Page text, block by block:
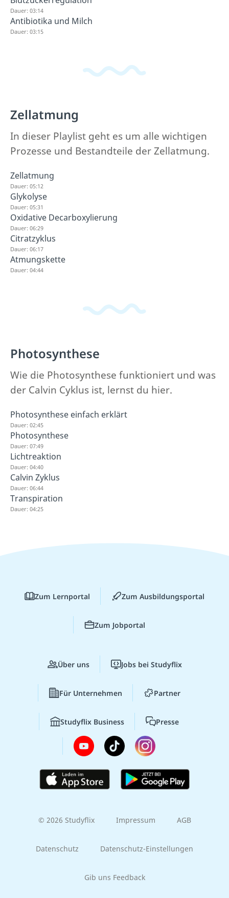
Dauer: 03:14
Antibiotika und Milch
Dauer: 03:15
Zellatmung
In dieser Playlist geht es um alle wichtigen
Prozesse und Bestandteile der Zellatmung.
Zellatmung
Dauer: 05:12
Glykolyse
Dauer: 05:31
Oxidative Decarboxylierung
Dauer: 06:29
Citratzyklus
Dauer: 06:17
Atmungskette
Dauer: 04:44
Photosynthese
Wie die Photosynthese funktioniert und was
der Calvin Cyklus ist, lernst du hier.
Photosynthese einfach erklärt
Dauer: 02:45
Photosynthese
Dauer: 07:49
Lichtreaktion
Dauer: 04:40
Calvin Zyklus
Dauer: 06:44
Transpiration
Dauer: 04:25
Zum Lernportal Zum Ausbildungsportal
Zum Jobportal
Über uns Jobs bei Studyflix
Für Unternehmen Partner
Studyflix Business Presse
© 2026 Studyflix Impressum AGB
Datenschutz Datenschutz-Einstellungen
Gib uns Feedback